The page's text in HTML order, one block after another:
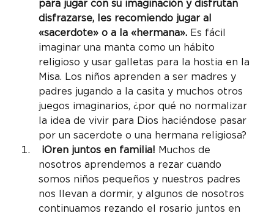
para jugar con su imaginación y disfrutan
disfrazarse, les recomiendo jugar al
«sacerdote» o a la «hermana». Es fácil
imaginar una manta como un hábito
religioso y usar galletas para la hostia en la
Misa. Los niños aprenden a ser madres y
padres jugando a la casita y muchos otros
juegos imaginarios, ¿por qué no normalizar
la idea de vivir para Dios haciéndose pasar
por un sacerdote o una hermana religiosa?
¡Oren juntos en familia! Muchos de
nosotros aprendemos a rezar cuando
somos niños pequeños y nuestros padres
nos llevan a dormir, y ​​algunos de nosotros
continuamos rezando el rosario juntos en